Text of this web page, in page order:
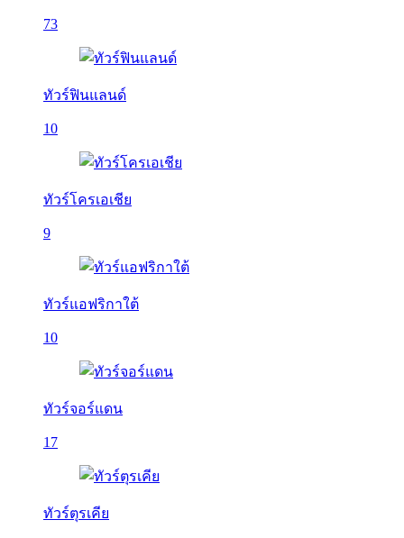
73
ทัวร์ฟินแลนด์
10
ทัวร์โครเอเชีย
9
ทัวร์แอฟริกาใต้
10
ทัวร์จอร์แดน
17
ทัวร์ตุรเคีย